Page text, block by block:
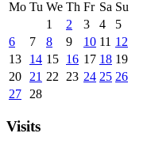
Mo Tu We Th Fr Sa Su
1
2 3 4
5
6
7 8 9 10 11 12
13
14 15 16 17 18 19
20
21 22 23 24 25 26
27
28
Visits